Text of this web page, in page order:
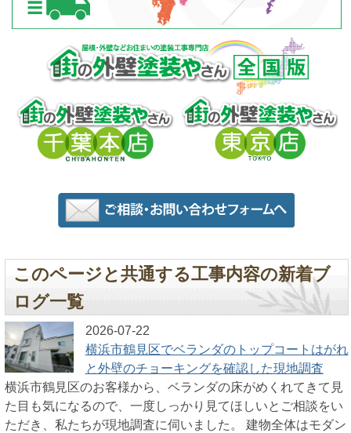
このページと共通する工事内容の新着ブ
ログ一覧
2026-07-22
横浜市鶴見区でベランダのトップコートはがれ
と外壁のチョーキングを確認した現地調査
横浜市鶴見区のお客様から、ベランダの床がめくれてきて見
た目も気になるので、一度しっかり見てほしいとご相談をい
ただき、私たちが現地調査に伺いました。 建物全体はモダン